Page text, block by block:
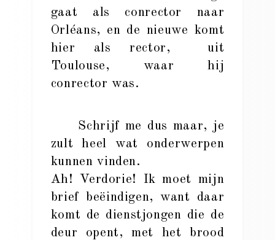
gaat als conrector naar
Orléans, en de nieuwe komt
hier als rector, uit
Toulouse, waar hij
conrector was.
Schrijf me dus maar, je
zult heel wat onderwerpen
kunnen vinden.
Ah! Verdorie! Ik moet mijn
brief beëindigen, want daar
komt de dienstjongen die de
deur opent, met het brood